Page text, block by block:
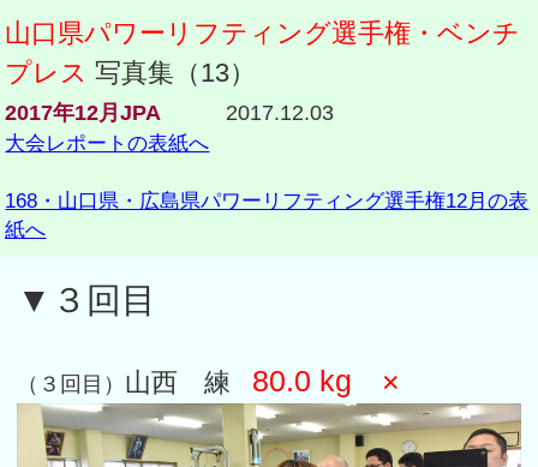
山口県パワーリフティング選手権・ベンチ
プレス 写真集（13）
2017年12月JPA 2017.12.03
大会レポートの表紙へ
168・山口県・広島県パワーリフティング選手権12月の表
紙へ
▼３回目
（３回目） 山西 練 80.0 kg ×